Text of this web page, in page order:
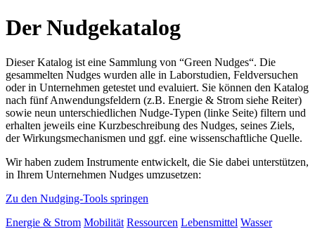
Der Nudgekatalog
Dieser Katalog ist eine Sammlung von “Green Nudges“. Die
gesammelten Nudges wurden alle in Laborstudien, Feldversuchen
oder in Unternehmen getestet und evaluiert. Sie können den Katalog
nach fünf Anwendungsfeldern (z.B. Energie & Strom siehe Reiter)
sowie neun unterschiedlichen Nudge-Typen (linke Seite) filtern und
erhalten jeweils eine Kurzbeschreibung des Nudges, seines Ziels,
der Wirkungsmechanismen und ggf. eine wissenschaftliche Quelle.
Wir haben zudem Instrumente entwickelt, die Sie dabei unterstützen,
in Ihrem Unternehmen Nudges umzusetzen:
Zu den Nudging-Tools springen
Energie & Strom Mobilität Ressourcen Lebensmittel Wasser